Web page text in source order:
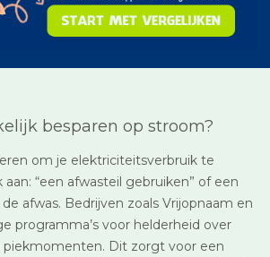
besparen op stroom?
om je elektriciteitsverbruik te
“een afwasteil gebruiken” of een
afwas. Bedrijven zoals Vrijopnaam en
programma’s voor helderheid over
piekmomenten. Dit zorgt voor een